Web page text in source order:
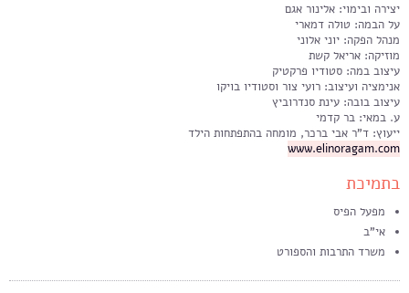
יצירה ובימוי: אלינור אגם
על הבמה: טולה דמארי
מנהל הפקה: יוני אלוני
מוזיקה: אריאל קשת
עיצוב במה: סטודיו פרקטיק
אנימציה ועיצוב: רועי צור וסטודיו בויקו
עיצוב בובה: עינת סנדרוביץ
ע. במאי: בר קדמי
ייעוץ: ד"ר אבי ברכר, מומחה בהתפתחות הילד
www.elinoragam.com
בתמיכת
מפעל הפיס
אי"ב
משרד התרבות והספורט